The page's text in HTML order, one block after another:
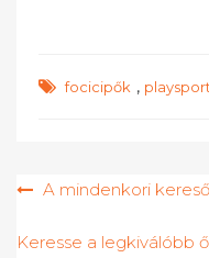
focicipők , playsport
Bejegyzés
A mindenkori
Keresse a legkiválóbb